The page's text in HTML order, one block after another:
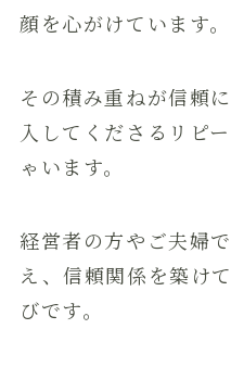
顔を心がけています。
その積み重ねが信頼
入してくださるリピ
ゃいます。
経営者の方やご夫婦
え、信頼関係を築け
びです。